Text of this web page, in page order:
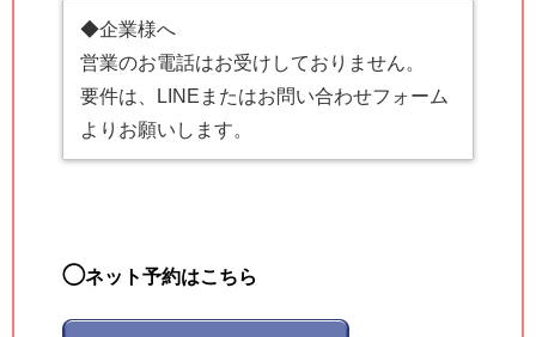
◆企業様へ
営業のお電話はお受けしておりません。
要件は、LINEまたはお問い合わせフォーム
よりお願いします。
◯ネット予約はこちら